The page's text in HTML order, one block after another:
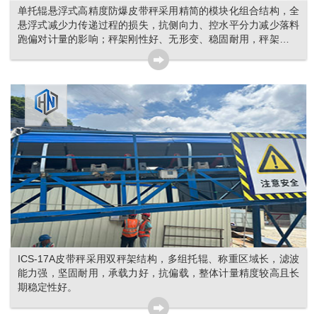
单托辊悬浮式高精度防爆皮带秤采用精简的模块化组合结构，全
悬浮式减少力传递过程的损失，抗侧向力、控水平分力减少落料
跑偏对计量的影响；秤架刚性好、无形变、稳固耐用，秤架基本
ICS-17A皮带秤采用双秤架结构，多组托辊、称重区域长，滤波
能力强，坚固耐用，承载力好，抗偏载，整体计量精度较高且长
期稳定性好。